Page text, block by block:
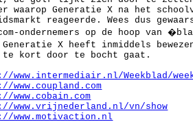
waarop Generatie X na het
reageerde. Wees dus
ondernemers op de hoop van
Generatie X heeft inmiddels
kort door te bocht gaat.
www.intermediair.nl/Weekblad/
www.coupland.com
www.cobain.com
www.vrijnederland.nl/vn/show
www.motivaction.nl